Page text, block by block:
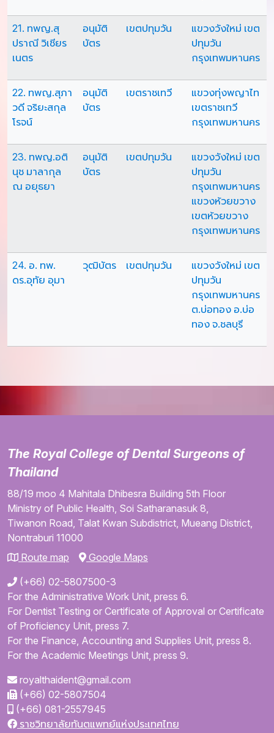
21. ทพญ.สุ
ปราณี วิเชียร
เนตร
อนุมัติ
บัตร
เขตปทุมวัน
แขวงวังใหม่ เขต
ปทุมวัน
กรุงเทพมหานคร
22. ทพญ.สุภา
วดี จริยะสกุล
โรจน์
อนุมัติ
บัตร
เขตราชเทวี
แขวงทุ่งพญาไท
เขตราชเทวี
กรุงเทพมหานคร
23. ทพญ.อติ
นุช มาลากุล
ณ อยุธยา
อนุมัติ
บัตร
เขตปทุมวัน
แขวงวังใหม่ เขต
ปทุมวัน
กรุงเทพมหานคร
แขวงห้วยขวาง
เขตห้วยขวาง
กรุงเทพมหานคร
24. อ. ทพ.
ดร.อุทัย อุมา
วุฒิบัตร เขตปทุมวัน
แขวงวังใหม่ เขต
ปทุมวัน
กรุงเทพมหานคร
ต.บ่อทอง อ.บ่อ
ทอง จ.ชลบุรี
The Royal College of Dental Surgeons of
Thailand
88/19 moo 4 Mahitala Dhibesra Building 5th Floor
Ministry of Public Health, Soi Satharanasuk 8,
Tiwanon Road, Talat Kwan Subdistrict, Mueang District,
Nontraburi 11000
Route map
Google Maps
(+66) 02-5807500-3
For the Administrative Work Unit, press 6.
For Dentist Testing or Certificate of Approval or Certificate
of Proficiency Unit, press 7.
For the Finance, Accounting and Supplies Unit, press 8.
For the Academic Meetings Unit, press 9.
royalthaident@gmail.com
(+66) 02-5807504
(+66) 081-2557945
ราชวิทยาลัยทันตแพทย์แห่งประเทศไทย